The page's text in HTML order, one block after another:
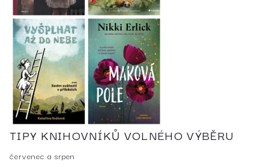
TIPY KNIHOVNÍKŮ VOLNÉHO VÝBĚRU
červenec a srpen